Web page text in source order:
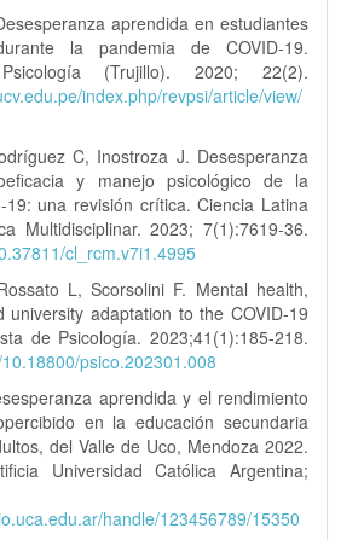
aprendida en estudiantes
la pandemia de COVID-19.
(Trujillo). 2020; 22(2).
index.php/revpsi/article/view/
C, Inostroza J. Desesperanza
y manejo psicológico de la
19: una revisión crítica. Ciencia Latina
Multidisciplinar. 2023; 7(1):7619-36.
cl_rcm.v7i1.4995
L, Scorsolini F. Mental health,
university adaptation to the COVID-19
de Psicología. 2023;41(1):185-218.
psico.202301.008
aprendida y el rendimiento
en la educación secundaria
del Valle de Uco, Mendoza 2022.
Universidad Católica Argentina;
handle/123456789/15350